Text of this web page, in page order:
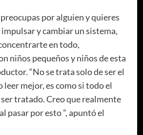
por alguien y quieres
y cambiar un sistema,
en todo,
niños pequeños y niños de esta
“No se trata solo de ser el
leer mejor, es como si todo el
tratado. Creo que realmente
pasar por esto ”, apuntó el